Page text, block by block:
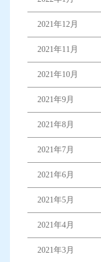
2021年12月
2021年11月
2021年10月
2021年9月
2021年8月
2021年7月
2021年6月
2021年5月
2021年4月
2021年3月